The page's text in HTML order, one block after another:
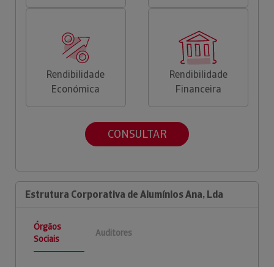
Rendibilidade
Económica
Rendibilidade
Financeira
CONSULTAR
Estrutura Corporativa de Alumínios Ana, Lda
Órgãos
Sociais
Auditores